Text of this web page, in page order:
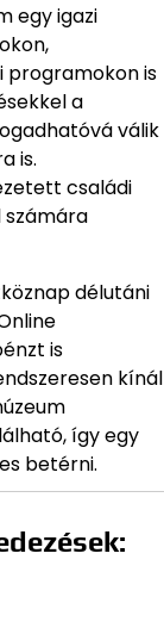
egy igazi
programokon is
a
válik
is.
családi
számára
délutáni
is
kínál
így egy
betérni.